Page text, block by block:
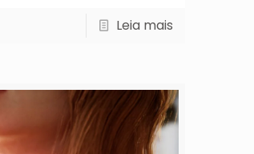
Leia mais